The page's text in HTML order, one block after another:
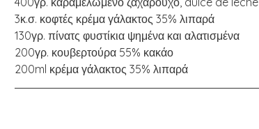
3κ.σ. κοφτές κρέμα γάλακτος 35% λιπαρά
130γρ. πίνατς φυστίκια ψημένα και αλατισμένα
200γρ. κουβερτούρα 55% κακάο
200ml κρέμα γάλακτος 35% λιπαρά